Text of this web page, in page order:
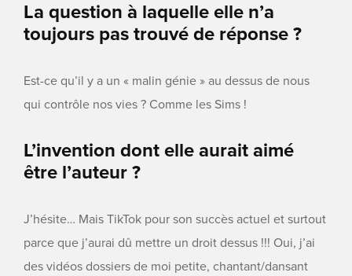
La question à laquelle elle n’a
toujours pas trouvé de réponse ?
Est-ce qu’il y a un « malin génie » au dessus de nous
qui contrôle nos vies ? Comme les Sims !
L’invention dont elle aurait aimé
être l’auteur ?
J’hésite… Mais TikTok pour son succès actuel et surtout
parce que j’aurai dû mettre un droit dessus !!! Oui, j’ai
des vidéos dossiers de moi petite, chantant/dansant